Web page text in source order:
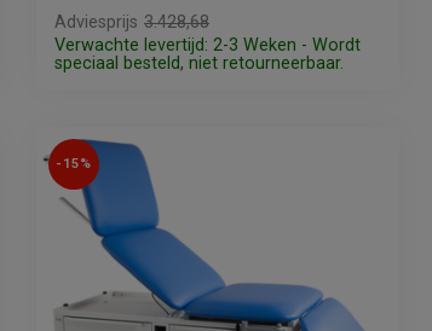
Adviesprijs 3.428,68
Verwachte levertijd: 2-3 Weken - Wordt
speciaal besteld, niet retourneerbaar.
-15%